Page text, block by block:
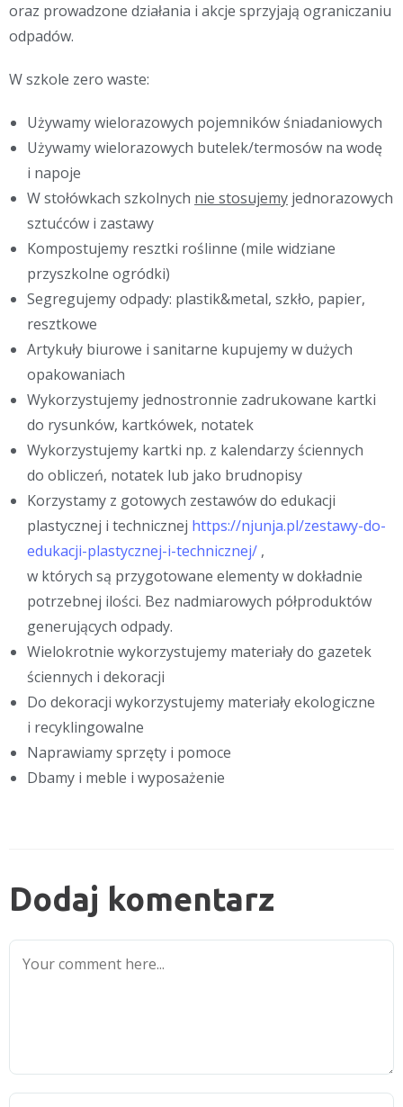
oraz prowadzone działania i akcje sprzyjają ograniczaniu
odpadów.
W szkole zero waste:
Używamy wielorazowych pojemników śniadaniowych
Używamy wielorazowych butelek/termosów na wodę
i napoje
W stołówkach szkolnych nie stosujemy jednorazowych
sztućców i zastawy
Kompostujemy resztki roślinne (mile widziane
przyszkolne ogródki)
Segregujemy odpady: plastik&metal, szkło, papier,
resztkowe
Artykuły biurowe i sanitarne kupujemy w dużych
opakowaniach
Wykorzystujemy jednostronnie zadrukowane kartki
do rysunków, kartkówek, notatek
Wykorzystujemy kartki np. z kalendarzy ściennych
do obliczeń, notatek lub jako brudnopisy
Korzystamy z gotowych zestawów do edukacji
plastycznej i technicznej https://njunja.pl/zestawy-do-
edukacji-plastycznej-i-technicznej/ ,
w których są przygotowane elementy w dokładnie
potrzebnej ilości. Bez nadmiarowych półproduktów
generujących odpady.
Wielokrotnie wykorzystujemy materiały do gazetek
ściennych i dekoracji
Do dekoracji wykorzystujemy materiały ekologiczne
i recyklingowalne
Naprawiamy sprzęty i pomoce
Dbamy i meble i wyposażenie
Dodaj komentarz